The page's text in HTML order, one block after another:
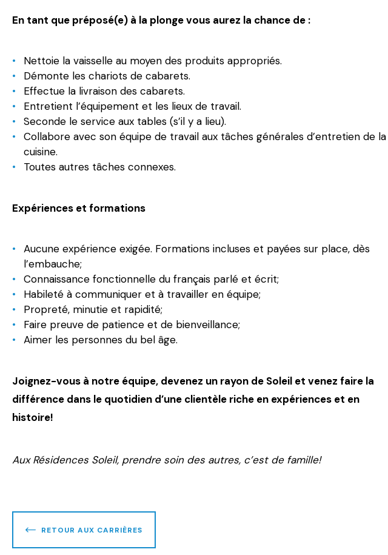
En tant que préposé(e) à la plonge vous aurez la chance de :
Nettoie la vaisselle au moyen des produits appropriés.
Démonte les chariots de cabarets.
Effectue la livraison des cabarets.
Entretient l’équipement et les lieux de travail.
Seconde le service aux tables (s’il y a lieu).
Collabore avec son équipe de travail aux tâches générales d’entretien de la
cuisine.
Toutes autres tâches connexes.
Expériences et formations
Aucune expérience exigée. Formations incluses et payées sur place, dès
l’embauche;
Connaissance fonctionnelle du français parlé et écrit;
Habileté à communiquer et à travailler en équipe;
Propreté, minutie et rapidité;
Faire preuve de patience et de bienveillance;
Aimer les personnes du bel âge.
Joignez-vous à notre équipe, devenez un rayon de Soleil et venez faire la
différence dans le quotidien d’une clientèle riche en expériences et en
histoire!
Aux Résidences Soleil, prendre soin des autres, c’est de famille!
RETOUR AUX CARRIÈRES